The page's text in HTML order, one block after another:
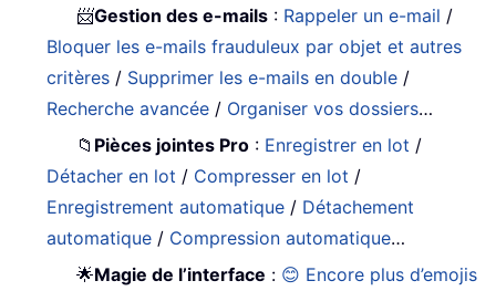
📨Gestion des e-mails : Rappeler un e-mail /
Bloquer les e-mails frauduleux par objet et autres
critères / Supprimer les e-mails en double /
Recherche avancée / Organiser vos dossiers…
📁 Pièces jointes Pro : Enregistrer en lot /
Détacher en lot / Compresser en lot /
Enregistrement automatique / Détachement
automatique / Compression automatique…
🌟Magie de l’interface : 😊 Encore plus d’emojis